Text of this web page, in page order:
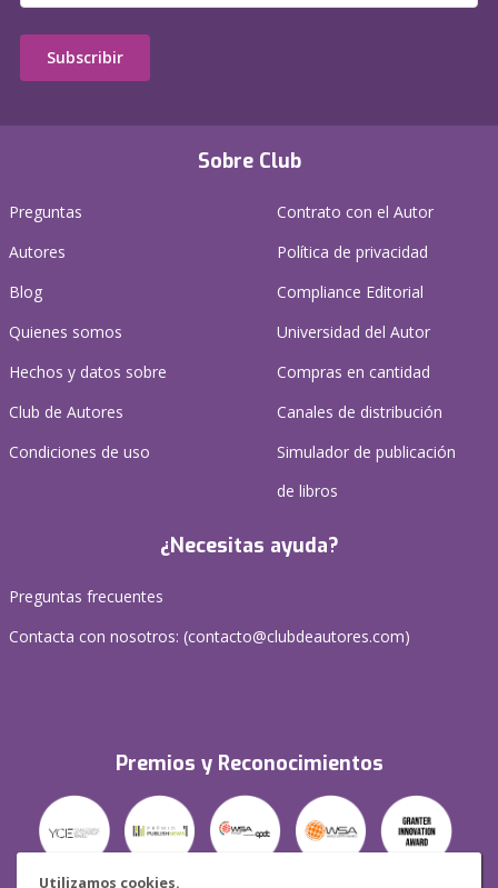
Utilizamos cookies.
Sobre Club
Preguntas
Autores
Blog
Quienes somos
Hechos y datos sobre
Club de Autores
Condiciones de uso
Contrato con el Autor
Política de privacidad
Compliance Editorial
Universidad del Autor
Compras en cantidad
Canales de distribución
Simulador de publicación
de libros
¿Necesitas ayuda?
Preguntas frecuentes
Contacta con nosotros: (contacto@clubdeautores.com)
Premios y Reconocimientos
Subscribir